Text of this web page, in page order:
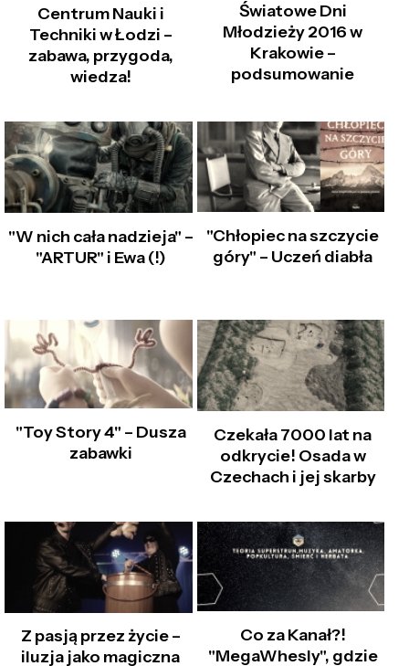
Centrum Nauki i
Techniki w Łodzi –
zabawa, przygoda,
wiedza!
Światowe Dni
Młodzieży 2016 w
Krakowie –
podsumowanie
"W nich cała nadzieja" –
"ARTUR" i Ewa (!)
"Chłopiec na szczycie
góry" – Uczeń diabła
"Toy Story 4" – Dusza
zabawki
Czekała 7000 lat na
odkrycie! Osada w
Czechach i jej skarby
Z pasją przez życie –
iluzja jako magiczna
Co za Kanał?!
"MegaWhesly", gdzie